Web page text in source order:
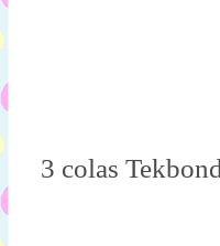
3 colas